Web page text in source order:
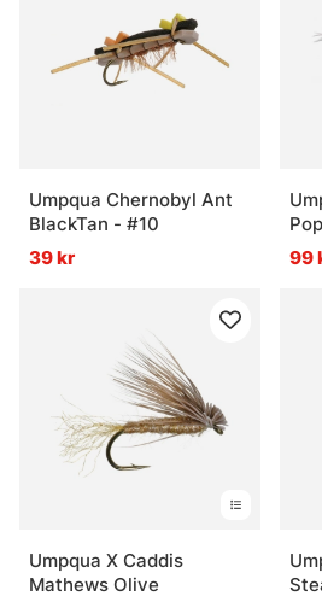
Umpqua Chernobyl Ant
BlackTan - #10
39 kr
99
Umpqua X Caddis
Mathews Olive